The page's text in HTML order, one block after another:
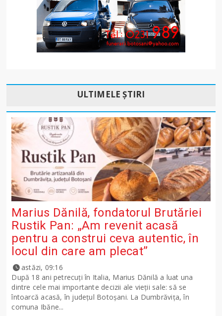
ULTIMELE ȘTIRI
Marius Dănilă, fondatorul Brutăriei
Rustik Pan: „Am revenit acasă
pentru a construi ceva autentic, în
locul din care am plecat”
astăzi, 09:16
După 18 ani petrecuți în Italia, Marius Dănilă a luat una
dintre cele mai importante decizii ale vieții sale: să se
întoarcă acasă, în județul Botoșani. La Dumbrăvița, în
comuna Ibăne...